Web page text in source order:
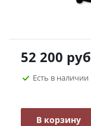
52 200
Есть в наличии
В корзину